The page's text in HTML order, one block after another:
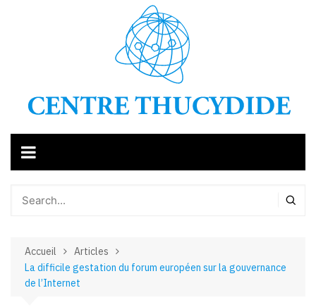
Accueil
Articles
La difficile gestation du forum européen sur la gouvernance
de l’Internet